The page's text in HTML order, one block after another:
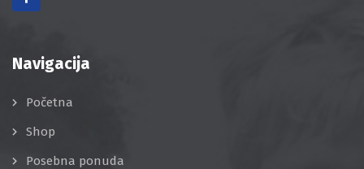
Navigacija
Početna
Shop
Posebna ponuda